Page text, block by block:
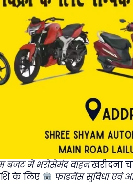
बजट में भरोसेमंद वाहनखरीदना
के लिए फाइनेंस सुविधा एवं